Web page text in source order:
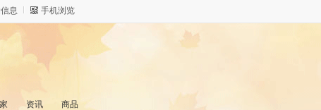
息 手机浏览
资讯 商品